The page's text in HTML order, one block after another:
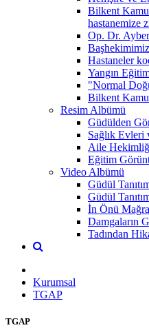
Bilkent Kamu
hastanemize
Op. Dr.
Başhekimimiz
Hastaneler
Yangın
"Normal
Bilkent
Resim Albümü
Güdülden
Sağlık Evleri
Aile
Eğitim
Video Albümü
Güdül
Güdül
İn Önü
Damgaların
Tadından
Kurumsal
TGAP
TGAP